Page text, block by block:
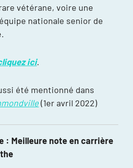
vétérane, voire une
nationale senior de
ici.
été mentionné dans
(1er avril 2022)
: Meilleure note en carrière